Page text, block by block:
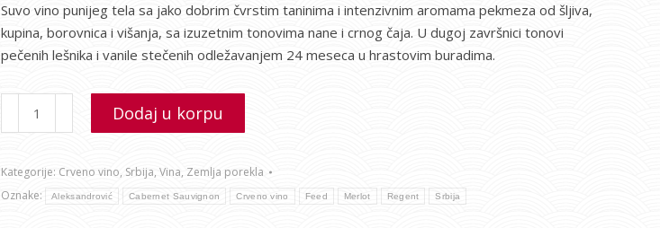
Suvo vino punijeg tela sa jako dobrim čvrstim taninima i intenzivnim aromama pekmeza od šljiva,
kupina, borovnica i višanja, sa izuzetnim tonovima nane i crnog čaja. U dugoj završnici tonovi
pečenih lešnika i vanile stečenih odležavanjem 24 meseca u hrastovim buradima.
Dodaj u korpu
Kategorije: Crveno vino, Srbija, Vina, Zemlja porekla
Oznake:
Aleksandrović Cabernet Sauvignon Crveno vino Feed Merlot Regent Srbija